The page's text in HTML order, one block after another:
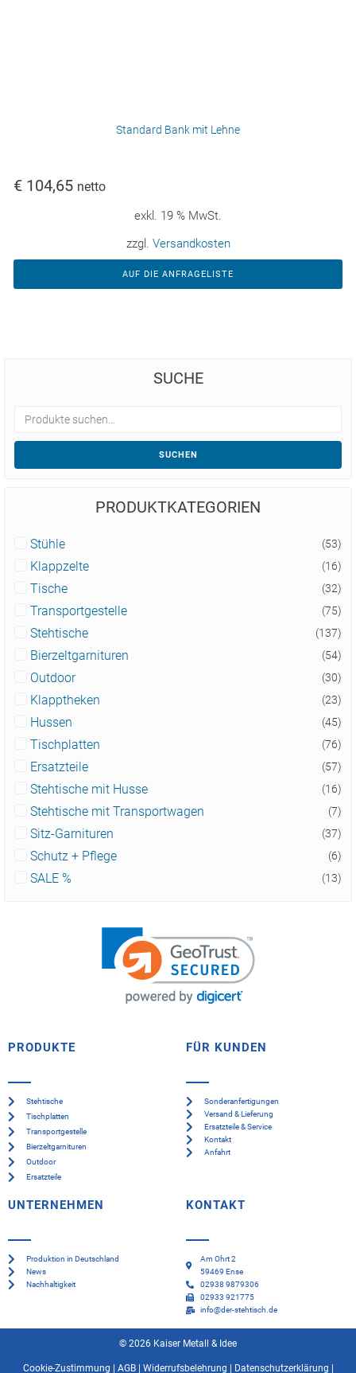
Standard Bank mit Lehne
€ 104,65 netto
exkl. 19 % MwSt.
zzgl. Versandkosten
AUF DIE ANFRAGELISTE
SUCHE
SUCHEN
PRODUKTKATEGORIEN
Stühle (53)
Klappzelte (16)
Tische (32)
Transportgestelle (75)
Stehtische (137)
Bierzeltgarnituren (54)
Outdoor (30)
Klapptheken (23)
Hussen (45)
Tischplatten (76)
Ersatzteile (57)
Stehtische mit Husse (16)
Stehtische mit Transportwagen (7)
Sitz-Garnituren (37)
Schutz + Pflege (6)
SALE % (13)
PRODUKTE
Stehtische
Tischplatten
Transportgestelle
Bierzeltgarnituren
Outdoor
Ersatzteile
FÜR KUNDEN
Sonderanfertigungen
Versand & Lieferung
Ersatzteile & Service
Kontakt
Anfahrt
UNTERNEHMEN
Produktion in Deutschland
News
Nachhaltigkeit
KONTAKT
Am Ohrt 2
59469 Ense
02938 9879306
02933 921775
info@der-stehtisch.de
© 2026 Kaiser Metall & Idee
Cookie-Zustimmung AGB| Widerrufsbelehrung Datenschutzerklärung